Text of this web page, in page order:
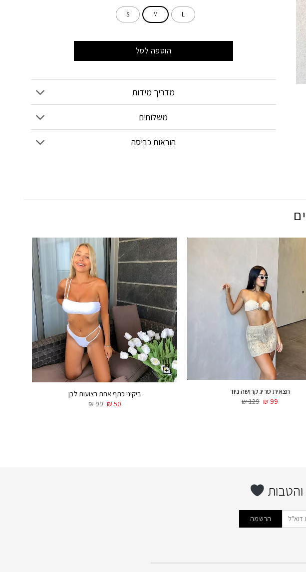
L
M
S
הוספה לסל
מדריך מידות
משלוחים
הוראות כביסה
חצאית סריג קרושה ניוד
₪129 ₪ 99
ביקיני כתף אחת רצועות לבן
₪99 ₪ 50